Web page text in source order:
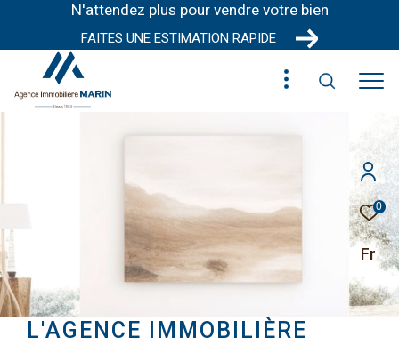
N'attendez plus pour vendre votre bien
FAITES UNE ESTIMATION RAPIDE
0
Fr
L'AGENCE IMMOBILIÈRE